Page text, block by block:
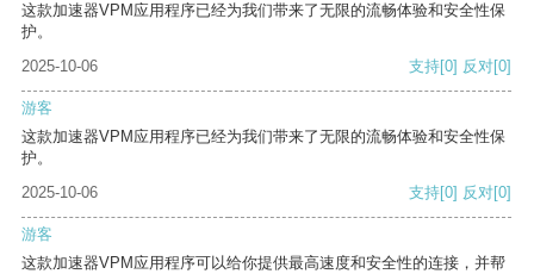
这款加速器VPM应用程序已经为我们带来了无限的流畅体验和安全性保
护。
2025-10-06
支持[0] 反对[0]
游客
这款加速器VPM应用程序已经为我们带来了无限的流畅体验和安全性保
护。
2025-10-06
支持[0] 反对[0]
游客
这款加速器VPM应用程序可以给你提供最高速度和安全性的连接，并帮